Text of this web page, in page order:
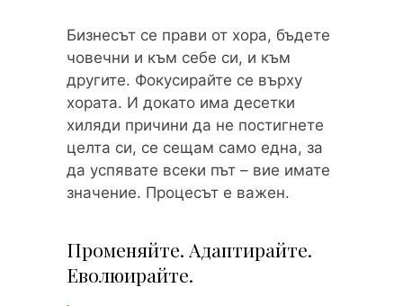
Бизнесът се прави от хора, бъдете
човечни и към себе си, и към
другите. Фокусирайте се върху
хората. И докато има десетки
хиляди причини да не постигнете
целта си, се сещам само една, за
да успявате всеки път – вие имате
значение. Процесът е важен.
Променяйте. Адаптирайте.
Еволюирайте.